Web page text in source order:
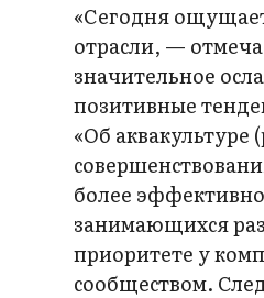
«Сегодня
отрасли, —
значительное
позитивные
«Об
более
занимающихся
приоритете у
сообществом.